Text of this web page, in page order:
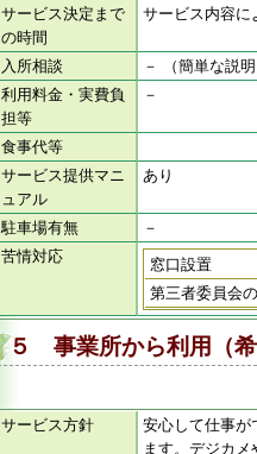
サービス決定まで
の時間
サービス内容
入所相談
－ （簡単な説
利用料金・実費負
担等
－
食事代等
サービス提供マニ
ュアル
あり
駐車場有無
－
苦情対応
窓口設置
第三者委員会
５ 事業所から利用（
サービス方針
安心して仕事が
ます。デジカ